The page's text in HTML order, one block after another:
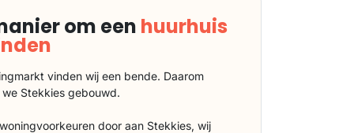
om een huurhuis
vinden wij een bende. Daarom
Stekkies gebouwd.
door aan Stekkies, wij